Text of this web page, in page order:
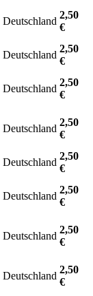
Deutschland
2,50
€
Deutschland
2,50
€
Deutschland
2,50
€
Deutschland
2,50
€
Deutschland
2,50
€
Deutschland
2,50
€
Deutschland
2,50
€
Deutschland
2,50
€